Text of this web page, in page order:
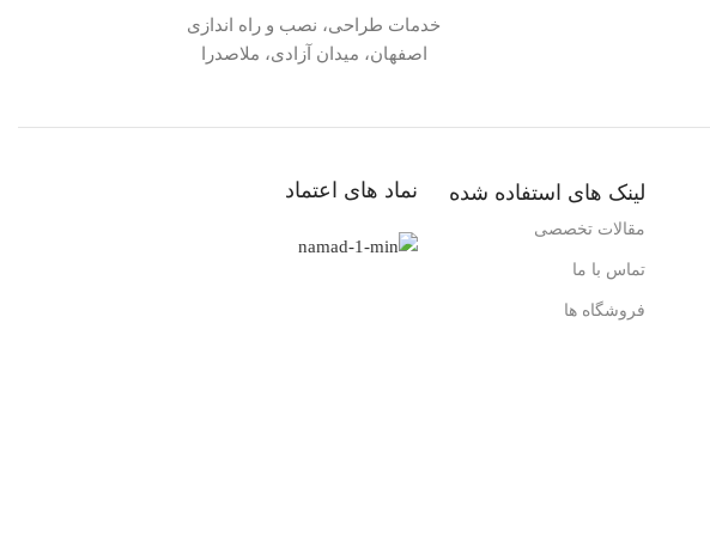
خدمات طراحی، نصب و راه اندازی
اصفهان، میدان آزادی، ملاصدرا
لینک های استفاده شده
مقالات تخصصی
تماس با ما
فروشگاه ها
نماد های اعتماد